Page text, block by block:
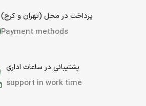
پرداخت در محل (تهران و کرج)
Payment methods
پشتیبانی در ساعات اداری
support in work time